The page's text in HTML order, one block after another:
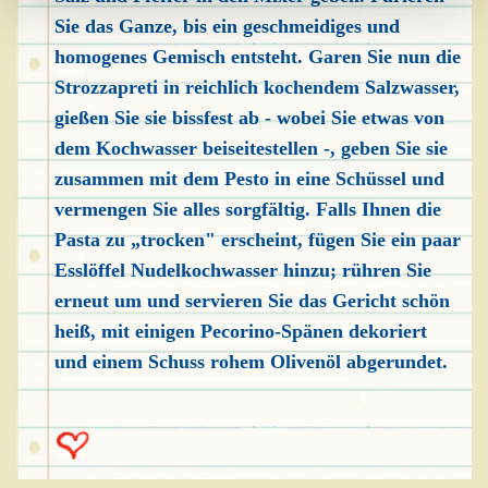
Sie das Ganze, bis ein geschmeidiges und
homogenes Gemisch entsteht. Garen Sie nun die
Strozzapreti in reichlich kochendem Salzwasser,
gießen Sie sie bissfest ab - wobei Sie etwas von
dem Kochwasser beiseitestellen -, geben Sie sie
zusammen mit dem Pesto in eine Schüssel und
vermengen Sie alles sorgfältig. Falls Ihnen die
Pasta zu „trocken" erscheint, fügen Sie ein paar
Esslöffel Nudelkochwasser hinzu; rühren Sie
erneut um und servieren Sie das Gericht schön
heiß, mit einigen Pecorino-Spänen dekoriert
und einem Schuss rohem Olivenöl abgerundet.